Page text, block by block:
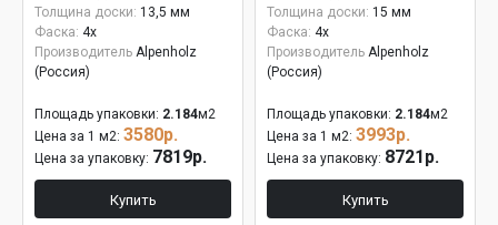
Толщина доски: 13,5 мм
Фаска: 4x
Производитель Alpenholz
(Россия)
Площадь упаковки: 2.184м2
Цена за 1 м2: 3580р.
Цена за упаковку: 7819р.
Купить
Толщина доски: 15 мм
Фаска: 4x
Производитель Alpenholz
(Россия)
Площадь упаковки: 2.184м2
Цена за 1 м2: 3993р.
Цена за упаковку: 8721р.
Купить